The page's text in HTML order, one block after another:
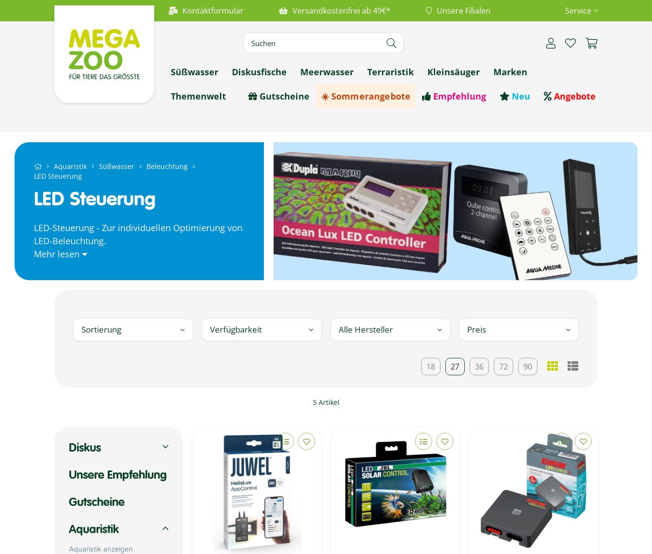
Kontaktformular Versandkostenfrei ab 49€* Unsere Filialen Service
Süßwasser Diskusfische Meerwasser Terraristik Kleinsäuger Marken
Themenwelt Gutscheine ☀️ Sommerangebote Empfehlung Neu Angebote
Aquaristik Süßwasser
Beleuchtung
LED Steuerung
LED Steuerung
LED-Steuerung - Zur individuellen Optimierung von
LED-Beleuchtung.
Mehr lesen
Sortierung Verfügbarkeit Alle Hersteller Preis
18 27 36 72 90
5 Artikel
Diskus
Unsere Empfehlung
Gutscheine
Aquaristik
Aquaristik anzeigen